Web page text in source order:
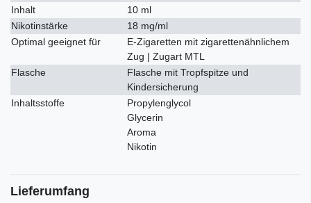
Inhalt
10 ml
Nikotinstärke
18 mg/ml
Optimal geeignet für
E-Zigaretten mit zigarettenähnlichem
Zug | Zugart MTL
Flasche
Flasche mit Tropfspitze und
Kindersicherung
Inhaltsstoffe
Propylenglycol
Glycerin
Aroma
Nikotin
Lieferumfang